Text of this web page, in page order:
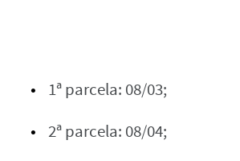
1ª parcela: 08/03;
2ª parcela: 08/04;